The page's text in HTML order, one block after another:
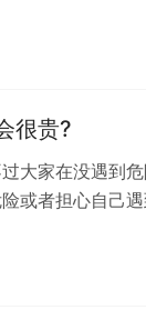
很贵?
大家在没遇到
或者担心自己